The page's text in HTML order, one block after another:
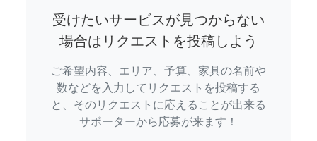
受けたいサービスが見つからない
場合はリクエストを投稿しよう
ご希望内容、エリア、予算、家具の名前や
数などを入力してリクエストを投稿する
と、そのリクエストに応えることが出来る
サポーターから応募が来ます！